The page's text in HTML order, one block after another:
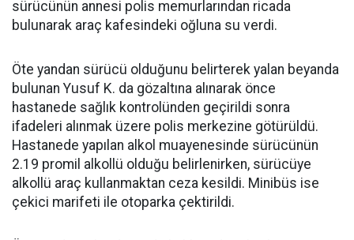
sürücünün annesi polis memurlarından ricada
bulunarak araç kafesindeki oğluna su verdi.
Öte yandan sürücü olduğunu belirterek yalan beyanda
bulunan Yusuf K. da gözaltına alınarak önce
hastanede sağlık kontrolünden geçirildi sonra
ifadeleri alınmak üzere polis merkezine götürüldü.
Hastanede yapılan alkol muayenesinde sürücünün
2.19 promil alkollü olduğu belirlenirken, sürücüye
alkollü araç kullanmaktan ceza kesildi. Minibüs ise
çekici marifeti ile otoparka çektirildi.